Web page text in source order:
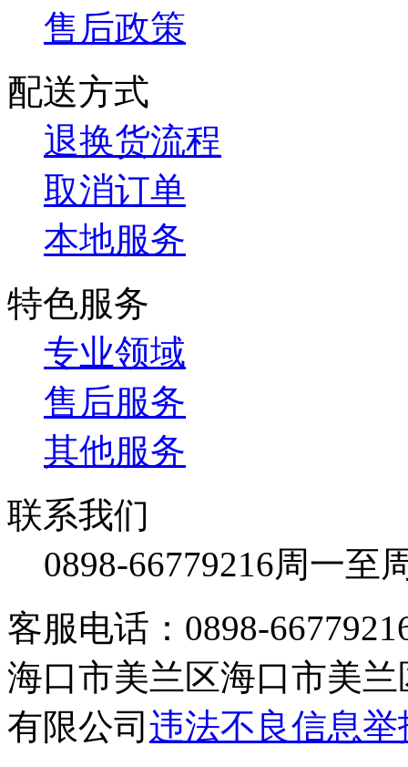
售后政策
配送方式
退换货流程
取消订单
本地服务
特色服务
专业领域
售后服务
其他服务
联系我们
0898-66779216周一至
客服电话：0898-
海口市美兰区海口市美
有限公司 违法不良信息举